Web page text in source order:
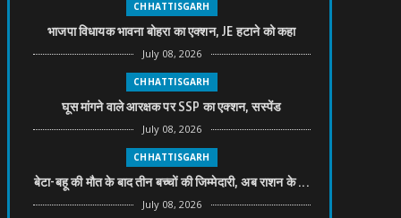
CHHATTISGARH
भाजपा विधायक भावना बोहरा का एक्शन, JE हटाने को कहा
July 08, 2026
CHHATTISGARH
घूस मांगने वाले आरक्षक पर SSP का एक्शन, सस्पेंड
July 08, 2026
CHHATTISGARH
बेटा-बहू की मौत के बाद तीन बच्चों की जिम्मेदारी, अब राशन के ...
July 08, 2026